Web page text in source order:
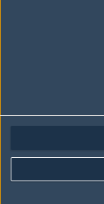
Kontakta